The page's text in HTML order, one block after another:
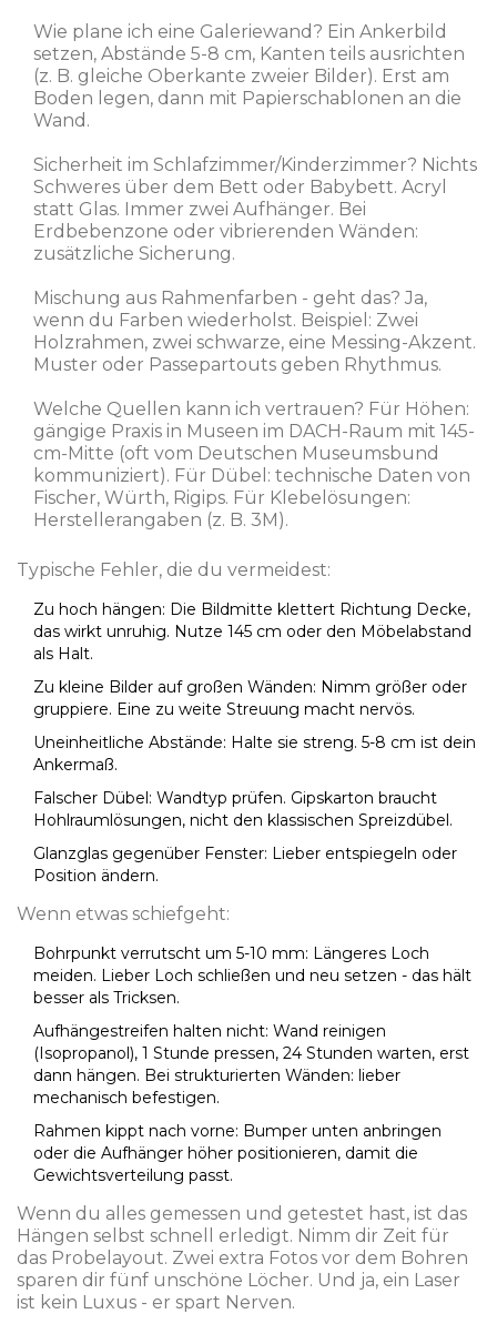
Wie plane ich eine Galeriewand? Ein Ankerbild
setzen, Abstände 5-8 cm, Kanten teils ausrichten
(z. B. gleiche Oberkante zweier Bilder). Erst am
Boden legen, dann mit Papierschablonen an die
Wand.
Sicherheit im Schlafzimmer/Kinderzimmer? Nichts
Schweres über dem Bett oder Babybett. Acryl
statt Glas. Immer zwei Aufhänger. Bei
Erdbebenzone oder vibrierenden Wänden:
zusätzliche Sicherung.
Mischung aus Rahmenfarben - geht das? Ja,
wenn du Farben wiederholst. Beispiel: Zwei
Holzrahmen, zwei schwarze, eine Messing-Akzent.
Muster oder Passepartouts geben Rhythmus.
Welche Quellen kann ich vertrauen? Für Höhen:
gängige Praxis in Museen im DACH-Raum mit 145-
cm-Mitte (oft vom Deutschen Museumsbund
kommuniziert). Für Dübel: technische Daten von
Fischer, Würth, Rigips. Für Klebelösungen:
Herstellerangaben (z. B. 3M).
Typische Fehler, die du vermeidest:
Zu hoch hängen: Die Bildmitte klettert Richtung Decke,
das wirkt unruhig. Nutze 145 cm oder den Möbelabstand
als Halt.
Zu kleine Bilder auf großen Wänden: Nimm größer oder
gruppiere. Eine zu weite Streuung macht nervös.
Uneinheitliche Abstände: Halte sie streng. 5-8 cm ist dein
Ankermaß.
Falscher Dübel: Wandtyp prüfen. Gipskarton braucht
Hohlraumlösungen, nicht den klassischen Spreizdübel.
Glanzglas gegenüber Fenster: Lieber entspiegeln oder
Position ändern.
Wenn etwas schiefgeht:
Bohrpunkt verrutscht um 5-10 mm: Längeres Loch
meiden. Lieber Loch schließen und neu setzen - das hält
besser als Tricksen.
Aufhängestreifen halten nicht: Wand reinigen
(Isopropanol), 1 Stunde pressen, 24 Stunden warten, erst
dann hängen. Bei strukturierten Wänden: lieber
mechanisch befestigen.
Rahmen kippt nach vorne: Bumper unten anbringen
oder die Aufhänger höher positionieren, damit die
Gewichtsverteilung passt.
Wenn du alles gemessen und getestet hast, ist das
Hängen selbst schnell erledigt. Nimm dir Zeit für
das Probelayout. Zwei extra Fotos vor dem Bohren
sparen dir fünf unschöne Löcher. Und ja, ein Laser
ist kein Luxus - er spart Nerven.